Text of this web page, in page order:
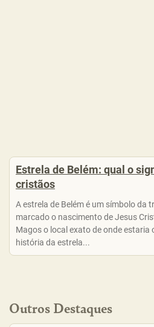
Estrela de Belém: qual o
cristãos
A estrela de Belém é um símbolo da
marcado o nascimento de Jesus
Magos o local exato de onde estaria
história da estrela...
Outros Destaques